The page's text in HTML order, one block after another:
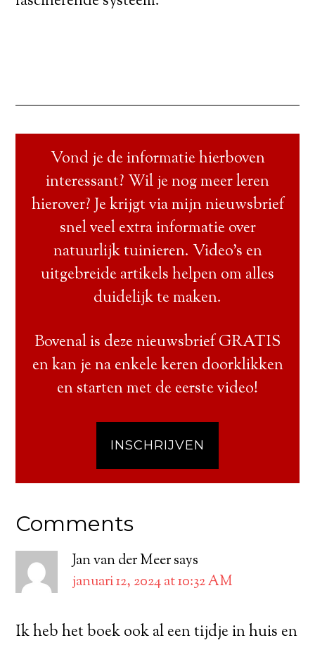
Vond je de informatie hierboven
interessant? Wil je nog meer leren
hierover? Je krijgt via mijn nieuwsbrief
snel veel extra informatie over
natuurlijk tuinieren. Video’s en
uitgebreide artikels helpen om alles
duidelijk te maken.
Bovenal is deze nieuwsbrief GRATIS
en kan je na enkele keren doorklikken
en starten met de eerste video!
INSCHRIJVEN
Comments
Jan van der Meersays
januari 12, 2024 at 10:32 AM
Ik heb het boek ook al een tijdje in huis en